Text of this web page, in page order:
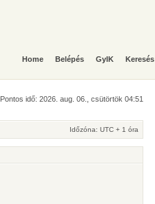
Home Belépés GyIK Keresés
Pontos idő: 2026. aug. 06., csütörtök 04:51
Időzóna: UTC + 1 óra